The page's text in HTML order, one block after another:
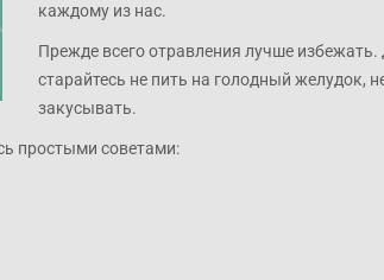
каждому из нас.
Прежде всего отравления лучше избежать.
старайтесь не пить на голодный желудок,
закусывать.
простыми советами: